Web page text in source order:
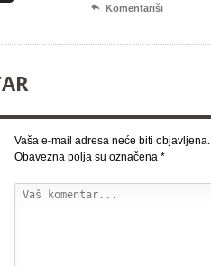
 Komentariši
Vaša e-mail adresa neće biti objavljena.
Obavezna polja su označena *